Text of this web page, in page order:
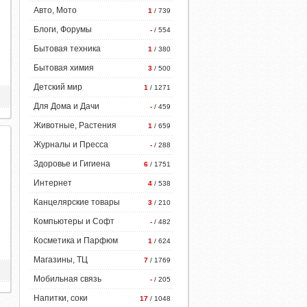
1 / 739
Авто, Мото
- / 554
Блоги, Форумы
1 / 380
Бытовая техника
3 / 500
Бытовая химия
1 / 1271
Детский мир
- / 459
Для Дома и Дачи
1 / 659
Животные, Растения
- / 288
Журналы и Пресса
6 / 1751
Здоровье и Гигиена
4 / 538
Интернет
3 / 210
Канцелярские товары
- / 482
Компьютеры и Софт
1 / 624
Косметика и Парфюм
7 / 1769
Магазины, ТЦ
- / 205
Мобильная связь
17 / 1048
Напитки, соки